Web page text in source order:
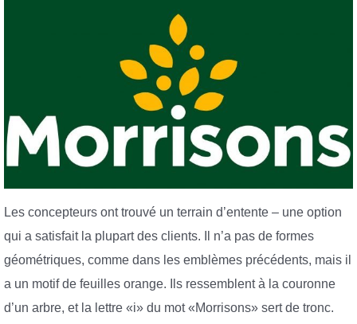
Les concepteurs ont trouvé un terrain d’entente – une option
qui a satisfait la plupart des clients. Il n’a pas de formes
géométriques, comme dans les emblèmes précédents, mais il
a un motif de feuilles orange. Ils ressemblent à la couronne
d’un arbre, et la lettre «i» du mot «Morrisons» sert de tronc.